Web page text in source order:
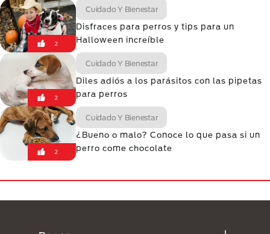
2
Cuidado Y Bienestar
Disfraces para perros y tips para un
Halloween increíble
2
Cuidado Y Bienestar
Diles adiós a los parásitos con las pipetas
para perros
2
Cuidado Y Bienestar
¿Bueno o malo? Conoce lo que pasa si un
perro come chocolate